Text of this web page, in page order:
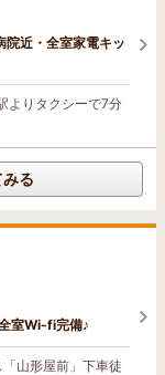
院近・全室家電キッ
よりタクシーで7分
る
室Wi-fi完備♪
山形屋前」下車徒